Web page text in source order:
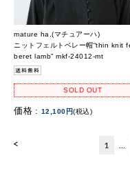
mature ha.(マチュアーハ)
ニットフェルトベレー帽“thin knit
beret lamb” mkf-24012-mt
SOLD OUT
価格 : 12,100円(税込)
< 1 …